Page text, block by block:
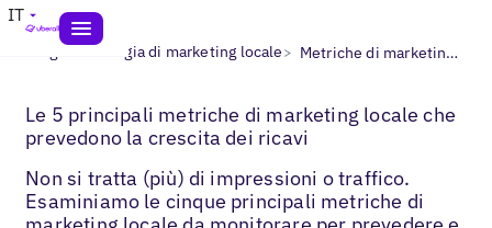
IT
Blogs> Strategia di marketing locale> Metriche di marketing locale da misurare
Le 5 principali metriche di marketing locale che
prevedono la crescita dei ricavi
Non si tratta (più) di impressioni o traffico.
Esaminiamo le cinque principali metriche di